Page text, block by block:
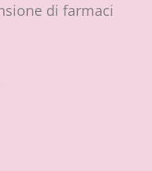
di farmaci